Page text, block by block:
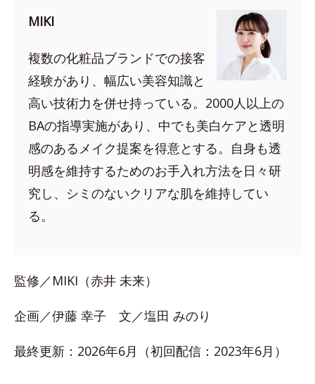
MIKI
複数の化粧品ブランドでの接客
経験があり、幅広い美容知識と
高い技術力を併せ持っている。2000人以上の
BAの指導実施があり、中でも美白ケアと透明
感のあるメイク提案を得意とする。自身も透
明感を維持するためのお手入れ方法を日々研
究し、シミのないクリアな肌を維持してい
る。
監修／MIKI（赤井 未来）
企画／伊藤 幸子 文／塩田 みのり
最終更新：2026年6月（初回配信：2023年6月）